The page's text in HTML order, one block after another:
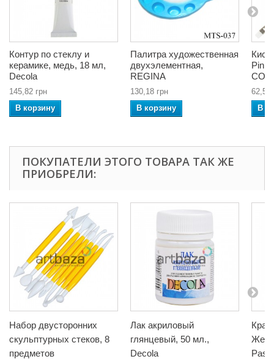
Контур по стеклу и
керамике, медь, 18 мл,
Decola
145,82 грн
В корзину
Палитра художественная
двухэлементная,
REGINA
130,18 грн
В корзину
62,56
В
ПОКУПАТЕЛИ ЭТОГО ТОВАРА ТАК ЖЕ
ПРИОБРЕЛИ:
Набор двусторонних
скульптурных стеков, 8
предметов
Лак акриловый
глянцевый, 50 мл.,
Decola